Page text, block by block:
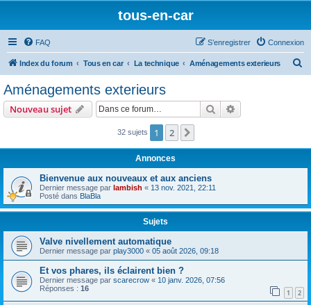
tous-en-car
FAQ Connexion
S’enregistrer
Index du forum Tous en car La technique Aménagements exterieurs
r
Aménagements exterieurs
Nouveau sujet Rechercher
32 sujets 1 2
Annonces
Bienvenue aux nouveaux et aux anciens
Dernier message par lambish « 13 nov. 2021, 22:11
Posté dans BlaBla
Sujets
Valve nivellement automatique
Dernier message par play3000 « 05 août 2026, 09:18
Et vos phares, ils éclairent bien ?
Dernier message par scarecrow « 10 janv. 2026, 07:56
Réponses : 16 1 2